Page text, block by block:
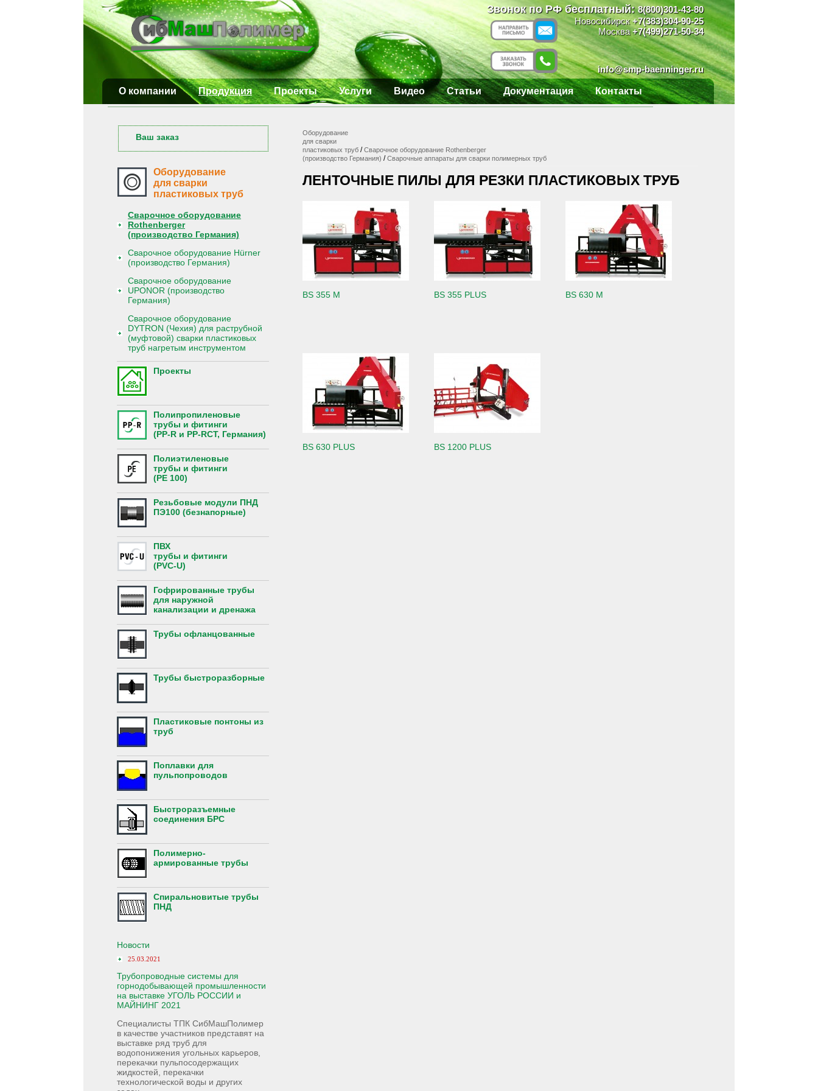
Звонок по РФ бесплатный:8(800)301-43-80
Новосибирск+7(383)304-90-25
Москва+7(499)271-50-34
info@smp-baenninger.ru
О компании Продукция Проекты Услуги Видео Статьи Документация Контакты
Ваш заказ
Оборудование
для сварки
пластиковых труб
Сварочное оборудование
Rothenberger
(производство Германия)
Сварочное оборудование Hürner
(производство Германия)
Сварочное оборудование
UPONOR (производство
Германия)
Сварочное оборудование
DYTRON (Чехия) для раструбной
(муфтовой) сварки пластиковых
труб нагретым инструментом
Проекты
Полипропиленовые
трубы и фитинги
(PP-R и PP-RCT, Германия)
Полиэтиленовые
трубы и фитинги
(PE 100)
Резьбовые модули ПНД
ПЭ100 (безнапорные)
ПВХ
трубы и фитинги
(PVC-U)
Гофрированные трубы
для наружной
канализации и дренажа
Трубы офланцованные
Трубы быстроразборные
Пластиковые понтоны из
труб
Поплавки для
пульпопроводов
Быстроразъемные
соединения БРС
Полимерно-
армированные трубы
Спиральновитые трубы
ПНД
Новости
25.03.2021
Трубопроводные системы для
горнодобывающей промышленности
на выставке УГОЛЬ РОССИИ и
МАЙНИНГ 2021
Специалисты ТПК СибМашПолимер
в качестве участников представят на
выставке ряд труб для
водопонижения угольных карьеров,
перекачки пульпосодержащих
жидкостей, перекачки
технологической воды и других
Оборудование
для сварки
пластиковых труб /Сварочное оборудование Rothenberger
(производство Германия) /Сварочные аппараты для сварки полимерных труб
ЛЕНТОЧНЫЕ ПИЛЫ ДЛЯ РЕЗКИ ПЛАСТИКОВЫХ ТРУБ
BS 355 M BS 355 PLUS BS 630 M
BS 630 PLUS BS 1200 PLUS